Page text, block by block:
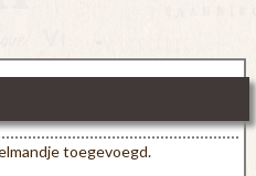
toegevoegd.